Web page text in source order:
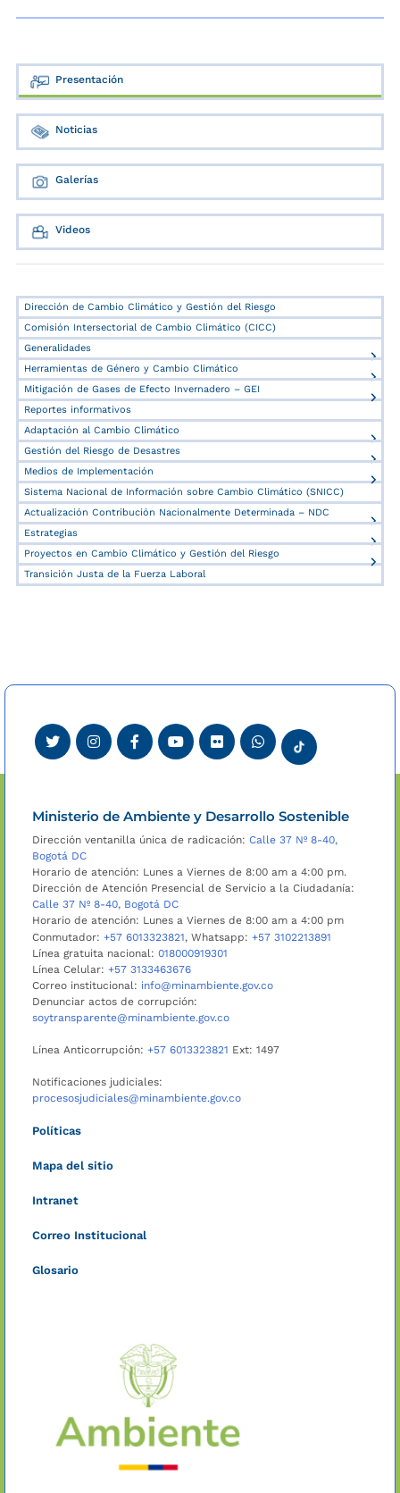
Presentación
Noticias
Galerías
Videos
Dirección de Cambio Climático y Gestión del Riesgo
Comisión Intersectorial de Cambio Climático (CICC)
Generalidades
Herramientas de Género y Cambio Climático
Mitigación de Gases de Efecto Invernadero – GEI
Reportes informativos
Adaptación al Cambio Climático
Gestión del Riesgo de Desastres
Medios de Implementación
Sistema Nacional de Información sobre Cambio Climático (SNICC)
Actualización Contribución Nacionalmente Determinada – NDC
Estrategias
Proyectos en Cambio Climático y Gestión del Riesgo
Transición Justa de la Fuerza Laboral
Ministerio de Ambiente y Desarrollo Sostenible
Dirección ventanilla única de radicación: Calle 37 Nº 8-40,
Bogotá DC
Horario de atención: Lunes a Viernes de 8:00 am a 4:00 pm.
Dirección de Atención Presencial de Servicio a la Ciudadanía:
Calle 37 Nº 8-40, Bogotá DC
Horario de atención: Lunes a Viernes de 8:00 am a 4:00 pm
Conmutador: +57 6013323821, Whatsapp: +57 3102213891
Línea gratuita nacional: 018000919301
Línea Celular: +57 3133463676
Correo institucional: info@minambiente.gov.co
Denunciar actos de corrupción:
soytransparente@minambiente.gov.co
Línea Anticorrupción: +57 6013323821 Ext: 1497
Notificaciones judiciales:
procesosjudiciales@minambiente.gov.co
Políticas
Mapa del sitio
Intranet
Correo Institucional
Glosario